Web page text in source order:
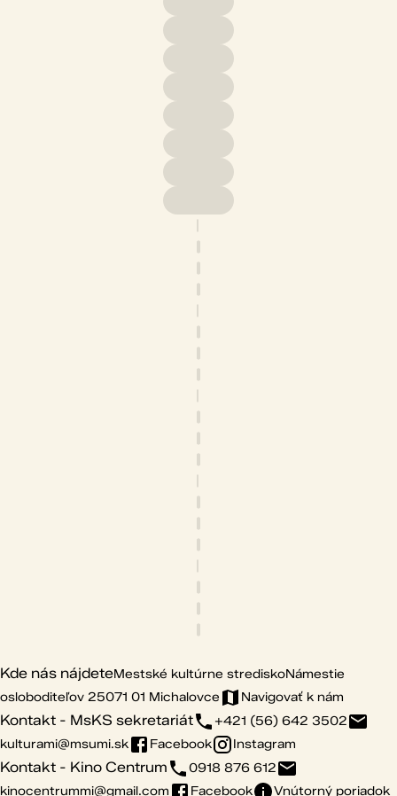
Kde nás nájdeteMestské kultúrne strediskoNámestie
osloboditeľov 25071 01 Michalovce Navigovať k nám
Kontakt - MsKS sekretariát
+421 (56) 642 3502
kulturami@msumi.sk
Facebook Instagram
Kontakt - Kino Centrum
0918 876 612
kinocentrummi@gmail.com
Facebook Vnútorný poriadok